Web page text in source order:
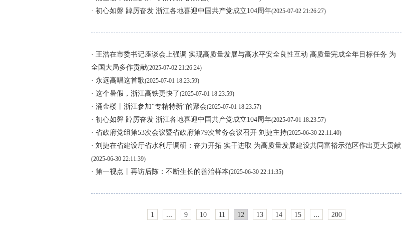
· 初心如磐 踔厉奋发 浙江各地喜迎中国共产党成立104周年(2025-07-02 21:26:27)
· 王浩在市委书记座谈会上强调 实现高质量发展与高水平安全良性互动 高质量完成全年目标任务 为
全国大局多作贡献(2025-07-02 21:26:24)
· 永远高唱这首歌(2025-07-01 18:23:59)
· 这个暑假，浙江高铁更快了(2025-07-01 18:23:59)
· 涌金楼丨浙江参加“专精特新”的聚会(2025-07-01 18:23:57)
· 初心如磐 踔厉奋发 浙江各地喜迎中国共产党成立104周年(2025-07-01 18:23:57)
· 省政府党组第53次会议暨省政府第79次常务会议召开 刘捷主持(2025-06-30 22:11:40)
· 刘捷在省建设厅省水利厅调研：奋力开拓 实干进取 为高质量发展建设共同富裕示范区作出更大贡献
(2025-06-30 22:11:39)
· 第一视点丨再访后陈：不断生长的善治样本(2025-06-30 22:11:35)
1 ... 9 10 11 12 13 14 15 ... 200